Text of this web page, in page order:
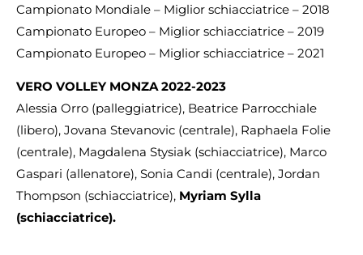
Campionato Mondiale – Miglior schiacciatrice – 2018
Campionato Europeo – Miglior schiacciatrice – 2019
Campionato Europeo – Miglior schiacciatrice – 2021
VERO VOLLEY MONZA 2022-2023
Alessia Orro (palleggiatrice), Beatrice Parrocchiale
(libero), Jovana Stevanovic (centrale), Raphaela Folie
(centrale), Magdalena Stysiak (schiacciatrice), Marco
Gaspari (allenatore), Sonia Candi (centrale), Jordan
Thompson (schiacciatrice), Myriam Sylla
(schiacciatrice).